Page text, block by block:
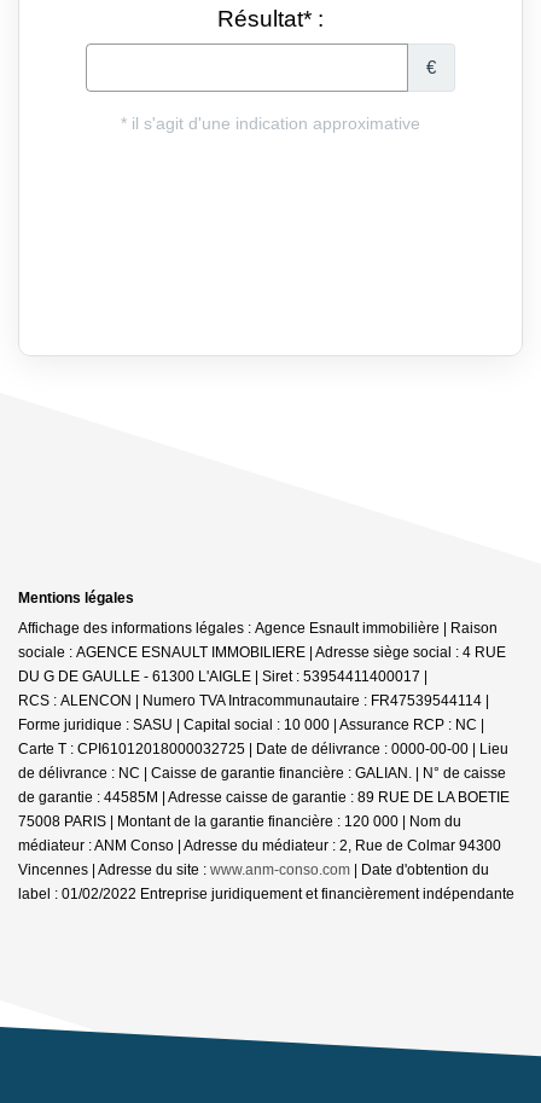
Mentions légales
Affichage des informations légales : Agence Esnault immobilière | Raison
sociale : AGENCE ESNAULT IMMOBILIERE | Adresse siège social : 4 RUE
DU G DE GAULLE - 61300 L'AIGLE | Siret : 53954411400017 |
RCS : ALENCON | Numero TVA Intracommunautaire : FR47539544114 |
Forme juridique : SASU | Capital social : 10 000 | Assurance RCP : NC |
Carte T : CPI61012018000032725 | Date de délivrance : 0000-00-00 | Lieu
de délivrance : NC | Caisse de garantie financière : GALIAN. | N° de caisse
de garantie : 44585M | Adresse caisse de garantie : 89 RUE DE LA BOETIE
75008 PARIS | Montant de la garantie financière : 120 000 | Nom du
médiateur : ANM Conso | Adresse du médiateur : 2, Rue de Colmar 94300
Vincennes | Adresse du site : www.anm-conso.com | Date d'obtention du
label : 01/02/2022 Entreprise juridiquement et financièrement indépendante